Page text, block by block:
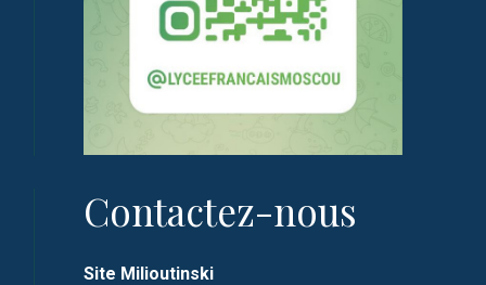
Contactez-nous
Site Milioutinski